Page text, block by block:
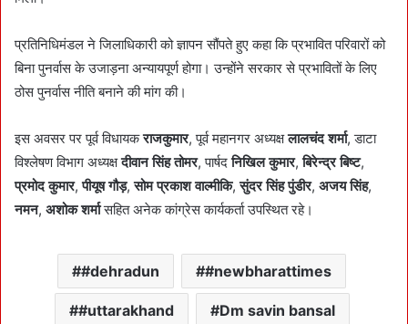
l
प्रतिनिधिमंडल ने जिलाधिकारी को ज्ञापन सौंपते हुए कहा कि प्रभावित परिवारों को
बिना पुनर्वास के उजाड़ना अन्यायपूर्ण होगा। उन्होंने सरकार से प्रभावितों के लिए
ठोस पुनर्वास नीति बनाने की मांग की।
इस अवसर पर पूर्व विधायकराजकुमार, पूर्व महानगर अध्यक्षलालचंद शर्मा, डाटा
विश्लेषण विभाग अध्यक्षदीवान सिंह तोमर, पार्षदनिखिल कुमार,बिरेन्द्र बिष्ट,
प्रमोद कुमार,पीयूष गौड़,सोम प्रकाश वाल्मीकि,सुंदर सिंह पुंडीर, अजय सिंह,
नमन, अशोक शर्मासहित अनेक कांग्रेस कार्यकर्ता उपस्थित रहे।
#dehradun #newbharattimes
#uttarakhand Dm savin bansal